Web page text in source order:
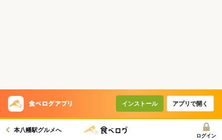
インストール アプリで開く
本八幡駅グルメへ
ログイン